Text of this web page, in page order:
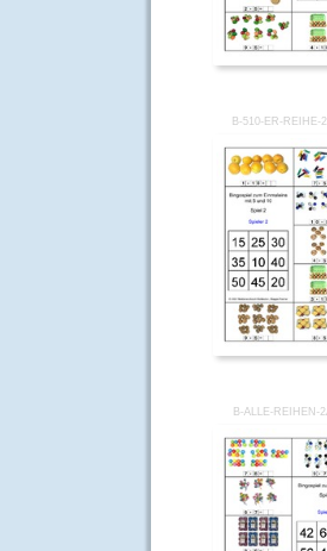
B-510-ER-REIHE-
B-ALLE-REIHEN-